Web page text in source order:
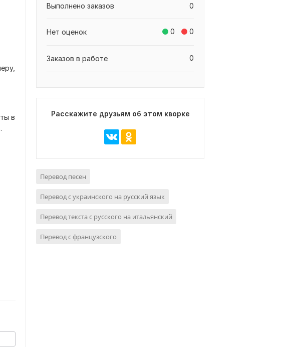
в
0
Выполнено заказов
0 0
Нет оценок
0
Заказов в работе
Расскажите друзьям об этом кворке
Перевод песен
Перевод с украинского на русский язык
Перевод текста с русского на итальянский
Перевод с французского